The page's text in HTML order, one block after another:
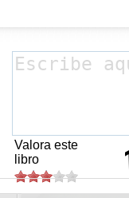
Valora este
libro